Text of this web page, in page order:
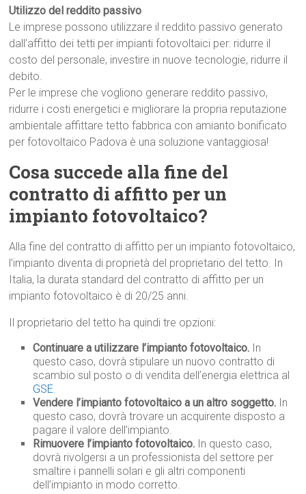
Utilizzo del reddito passivo
Le imprese possono utilizzare il reddito passivo generato
dall’affitto dei tetti per impianti fotovoltaici per: ridurre il
costo del personale, investire in nuove tecnologie, ridurre il
debito.
Per le imprese che vogliono generare reddito passivo,
ridurre i costi energetici e migliorare la propria reputazione
ambientale affittare tetto fabbrica con amianto bonificato
per fotovoltaico Padova è una soluzione vantaggiosa!
Cosa succede alla fine del
contratto di affitto per un
impianto fotovoltaico?
Alla fine del contratto di affitto per un impianto fotovoltaico,
l’impianto diventa di proprietà del proprietario del tetto. In
Italia, la durata standard del contratto di affitto per un
impianto fotovoltaico è di 20/25 anni.
Il proprietario del tetto ha quindi tre opzioni:
Continuare a utilizzare l’impianto fotovoltaico. In
questo caso, dovrà stipulare un nuovo contratto di
scambio sul posto o di vendita dell’energia elettrica al
GSE.
Vendere l’impianto fotovoltaico a un altro soggetto. In
questo caso, dovrà trovare un acquirente disposto a
pagare il valore dell’impianto.
Rimuovere l’impianto fotovoltaico. In questo caso,
dovrà rivolgersi a un professionista del settore per
smaltire i pannelli solari e gli altri componenti
dell’impianto in modo corretto.